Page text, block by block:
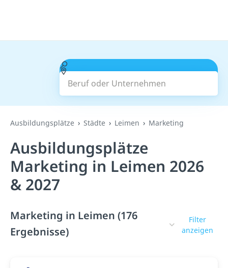
Beruf oder Unternehmen
Suchen
Ausbildungsplätze Städte Leimen Marketing
Ausbildungsplätze
Marketing in Leimen 2026
& 2027
Marketing in Leimen (176
Ergebnisse)
Filter
anzeigen